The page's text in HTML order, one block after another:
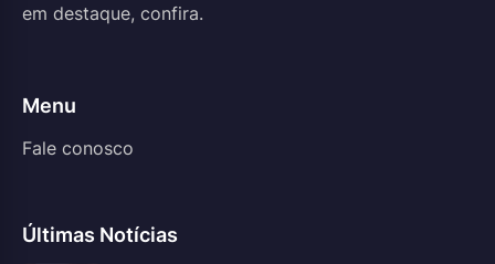
em destaque, confira.
Menu
Fale conosco
Últimas Notícias